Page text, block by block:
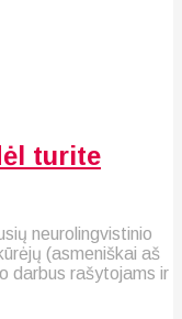
turite
neurolingvistinio
(asmeniškai aš
darbus rašytojams ir